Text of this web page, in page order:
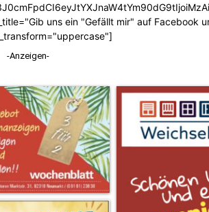
uns ein "Gefällt mir" auf Facebook
-Anzeigen-